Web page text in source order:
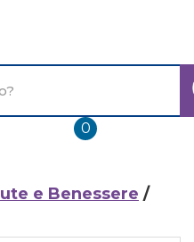
0prodotti
inseriti
e Benessere /